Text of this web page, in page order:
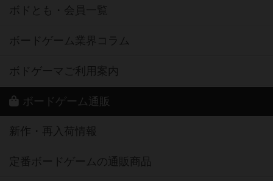
ボドとも・会員一覧
ボードゲーム業界コラム
ボドゲーマご利用案内
ボードゲーム通販
新作・再入荷情報
定番ボードゲームの通販商品